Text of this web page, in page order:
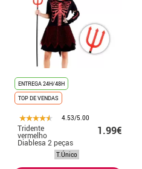
ENTREGA 24H/48H
TOP DE VENDAS
4.53/5.00
Tridente
vermelho
Diablesa 2 peças
1.99€
T.Único